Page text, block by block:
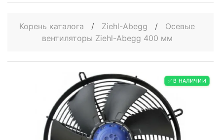
Корень каталога / Ziehl-Abegg /
Осевые
вентиляторы Ziehl-Abegg 400 мм
✅ В НАЛИЧИИ